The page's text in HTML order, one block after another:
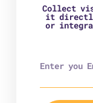
Collect
it directly
or